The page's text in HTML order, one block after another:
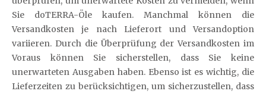
Sie doTERRA-Öle kaufen. Manchmal können die
Versandkosten je nach Lieferort und Versandoption
variieren. Durch die Überprüfung der Versandkosten im
Voraus können Sie sicherstellen, dass Sie keine
unerwarteten Ausgaben haben. Ebenso ist es wichtig, die
Lieferzeiten zu berücksichtigen, um sicherzustellen, dass